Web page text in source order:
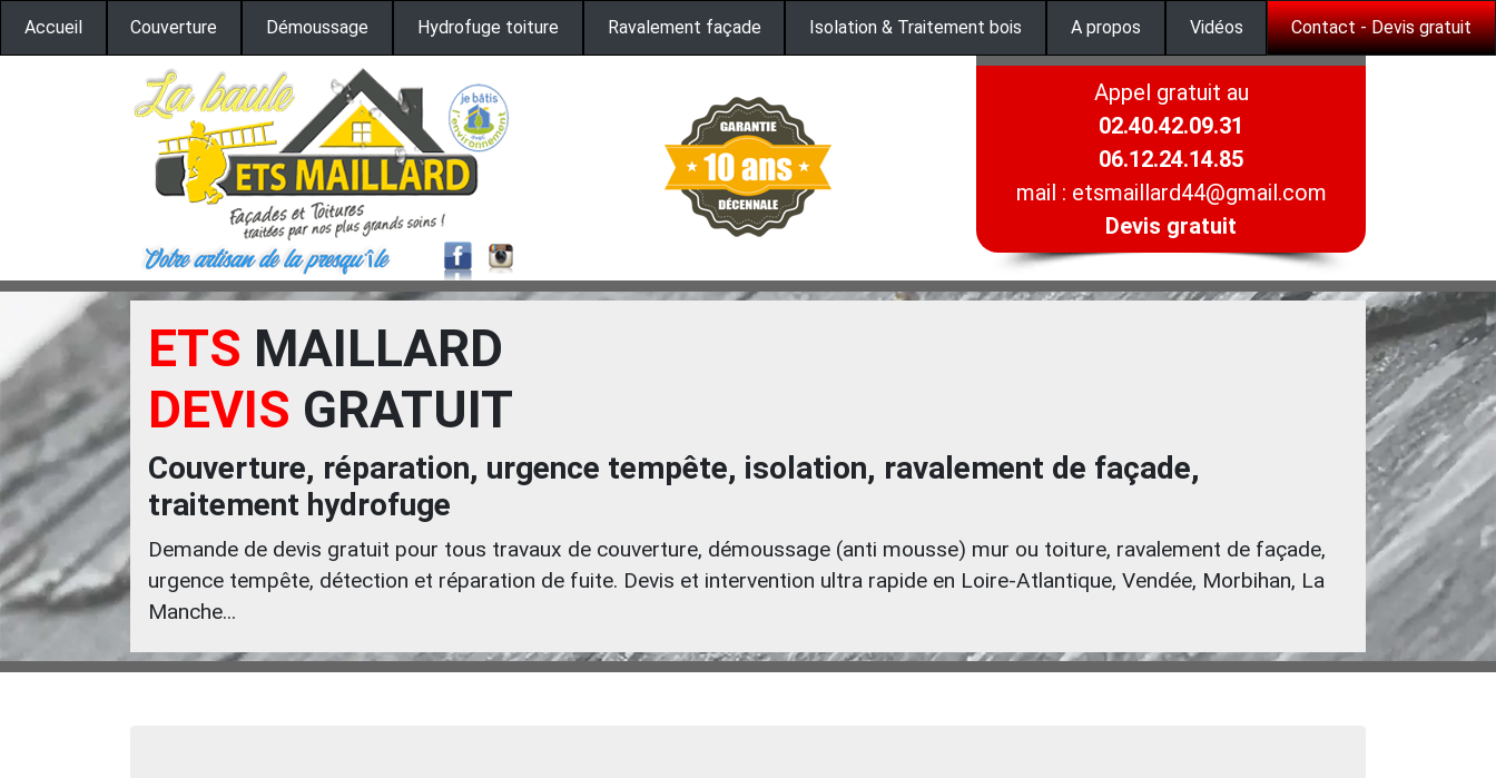
Accueil Couverture Démoussage Hydrofuge toiture Ravalement façade Isolation & Traitement bois A propos Vidéos Contact - Devis gratuit
Appel gratuit au
02.40.42.09.31
06.12.24.14.85
mail : etsmaillard44@gmail.com
Devis gratuit
ETS MAILLARD
DEVIS GRATUIT
Couverture, réparation, urgence tempête, isolation, ravalement de façade,
traitement hydrofuge
Demande de devis gratuit pour tous travaux de couverture, démoussage (anti mousse) mur ou toiture, ravalement de façade,
urgence tempête, détection et réparation de fuite. Devis et intervention ultra rapide en Loire-Atlantique, Vendée, Morbihan, La
Manche...